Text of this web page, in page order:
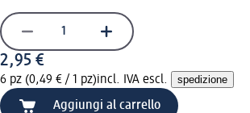
2,95 €
6 pz (0,49 € / 1 pz)incl. IVA escl. spedizione
Aggiungi al carrello